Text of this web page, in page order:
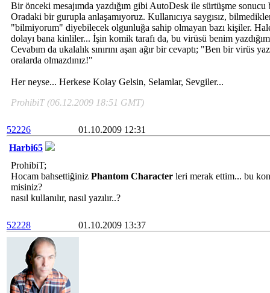
Bir önceki mesajımda yazdığım gibi AutoDesk ile sürtüşme sonucu
Oradaki bir gurupla anlaşamıyoruz. Kullanıcıya saygısız,
"bilmiyorum" diyebilecek olgunluğa sahip olmayan bazı kişiler.
dolayı bana kinliler... İşin komik tarafı da, bu virüsü benim
Cevabım da ukalalık sınırını aşan ağır bir cevaptı; "Ben bir virüs
oralarda olmazdınız!"
Her neyse... Herkese Kolay Gelsin, Selamlar, Sevgiler...
ProhibiT (06.12.2009 18:51 GMT)
52226
01.10.2009 12:31
Harbi65
ProhibiT;
Hocam bahsettiğiniz Phantom Character leri merak ettim... bu
misiniz?
nasıl kullanılır, nasıl yazılır..?
52228 01.10.2009 13:37